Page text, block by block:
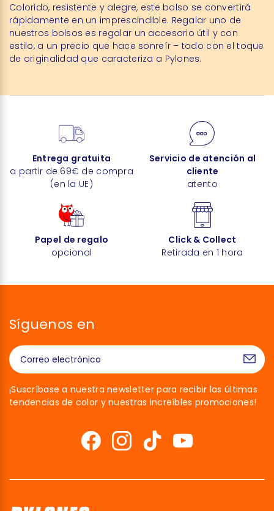
Colorido, resistente y alegre, este bolso se convertirá
rápidamente en un imprescindible. Regalar uno de
nuestros bolsos es regalar un accesorio útil y con
estilo, a un precio que hace sonreír – todo con el toque
de originalidad que caracteriza a Pylones.
Entrega gratuita
a partir de 69€ de compra
(en la UE)
Servicio de atención al
cliente
atento
Papel de regalo
opcional
Click & Collect
Retirada en 1 hora
Síguenos en
¡Suscríbase a nuestra newsletter para recibir las últimas
tendencias de color y nuestras increíbles promociones!